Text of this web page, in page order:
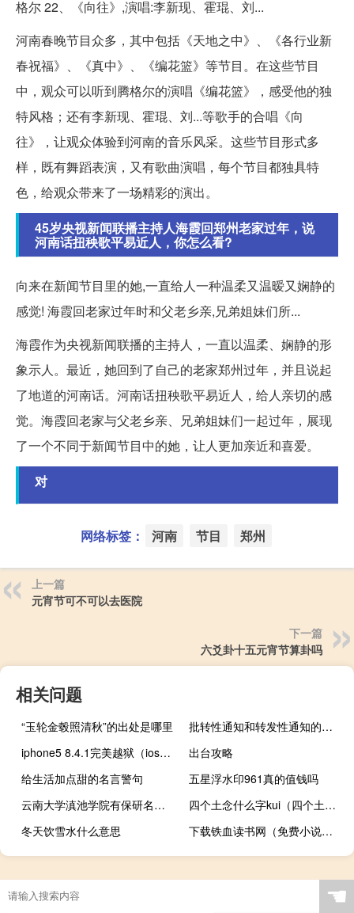
格尔 22、《向往》,演唱:李新现、霍琨、刘...
河南春晚节目众多，其中包括《天地之中》、《各行业新
春祝福》、《真中》、《编花篮》等节目。在这些节目
中，观众可以听到腾格尔的演唱《编花篮》，感受他的独
特风格；还有李新现、霍琨、刘...等歌手的合唱《向
往》，让观众体验到河南的音乐风采。这些节目形式多
样，既有舞蹈表演，又有歌曲演唱，每个节目都独具特
色，给观众带来了一场精彩的演出。
45岁央视新闻联播主持人海霞回郑州老家过年，说
河南话扭秧歌平易近人，你怎么看?
向来在新闻节目里的她,一直给人一种温柔又温暧又娴静的
感觉! 海霞回老家过年时和父老乡亲,兄弟姐妹们所...
海霞作为央视新闻联播的主持人，一直以温柔、娴静的形
象示人。最近，她回到了自己的老家郑州过年，并且说起
了地道的河南话。河南话扭秧歌平易近人，给人亲切的感
觉。海霞回老家与父老乡亲、兄弟姐妹们一起过年，展现
了一个不同于新闻节目中的她，让人更加亲近和喜爱。
对
网络标签： 河南 节目 郑州
上一篇
元宵节可不可以去医院
下一篇
六爻卦十五元宵节算卦吗
相关问题
“玉轮金毂照清秋”的出处是哪里
批转性通知和转发性通知的区别
iphone5 8.4.1完美越狱（ios5.1完美越狱）
出台攻略
给生活加点甜的名言警句
五星浮水印961真的值钱吗
云南大学滇池学院有保研名额吗
四个土念什么字kui（四个土念什么）
冬天饮雪水什么意思
下载铁血读书网（免费小说铁血读书）
☚